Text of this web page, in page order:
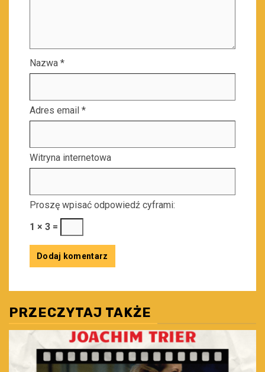
Nazwa *
Adres email *
Witryna internetowa
Proszę wpisać odpowiedź cyframi:
1 × 3 =
PRZECZYTAJ TAKŻE